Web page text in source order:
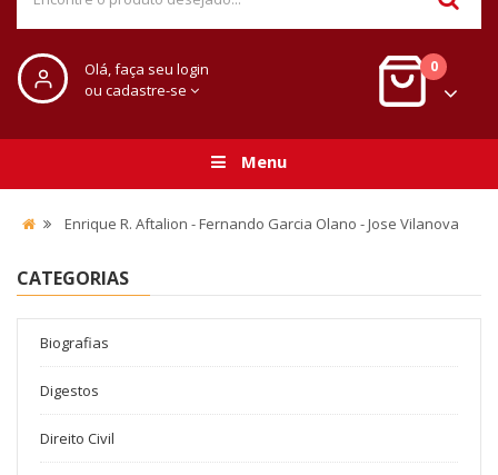
Olá, faça seu login
ou cadastre-se
0
Menu
Enrique R. Aftalion - Fernando Garcia Olano - Jose Vilanova
CATEGORIAS
Biografias
Digestos
Direito Civil